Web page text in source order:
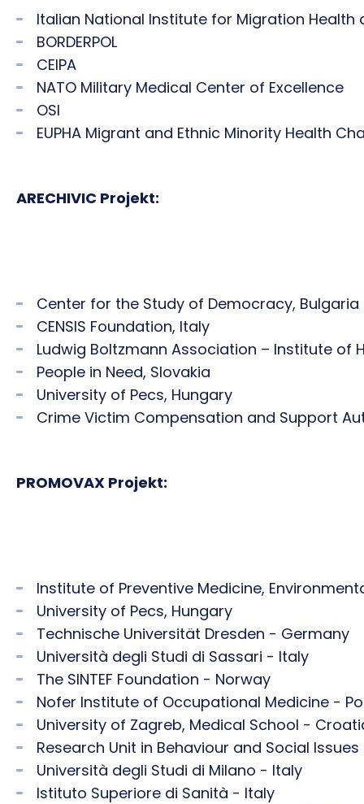
Italian National Institute for Migration Health
BORDERPOL
CEIPA
NATO Military Medical Center of Excellence
OSI
EUPHA Migrant and Ethnic Minority Health
ARECHIVIC Projekt:
Center for the Study of Democracy, Bulgaria
CENSIS Foundation, Italy
Ludwig Boltzmann Association – Institute of
People in Need, Slovakia
University of Pecs, Hungary
Crime Victim Compensation and Support
PROMOVAX Projekt:
Institute of Preventive Medicine,
University of Pecs, Hungary
Technische Universität Dresden - Germany
Università degli Studi di Sassari - Italy
The SINTEF Foundation - Norway
Nofer Institute of Occupational Medicine -
University of Zagreb, Medical School -
Research Unit in Behaviour and Social
Università degli Studi di Milano - Italy
Istituto Superiore di Sanità - Italy